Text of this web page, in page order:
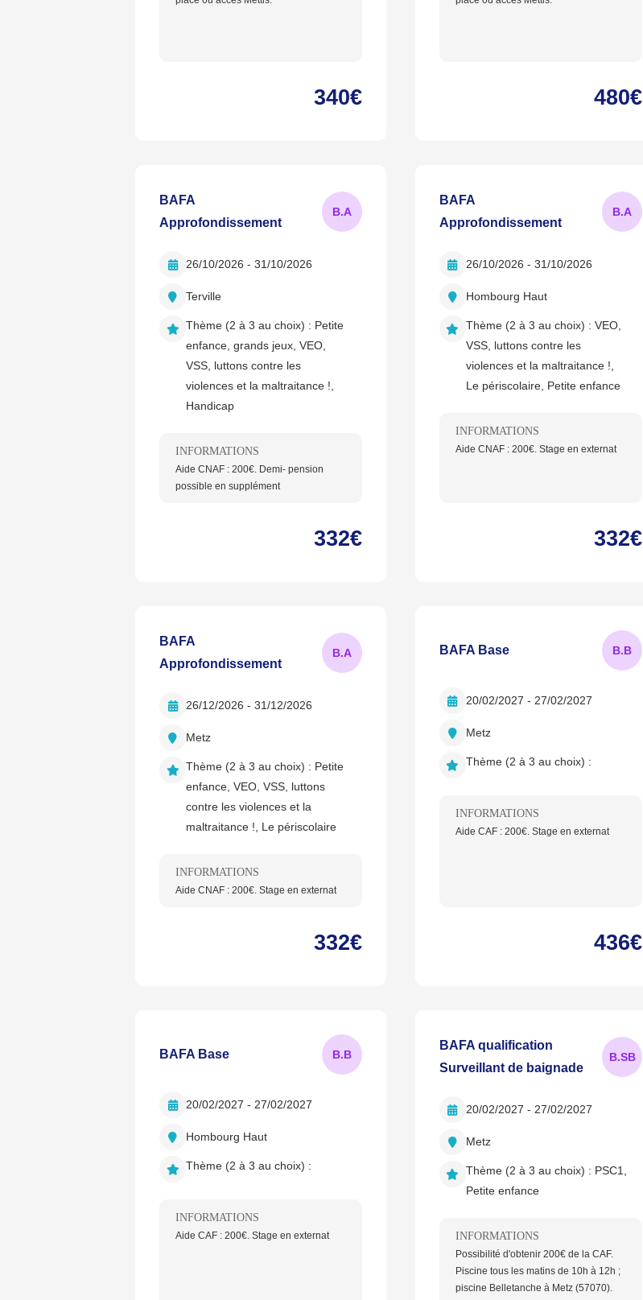
340€ 480€
BAFA
Approfondissement
B.A
26/10/2026 - 31/10/2026
Terville
Thème (2 à 3 au choix) : Petite
enfance, grands jeux, VEO,
VSS, luttons contre les
violences et la maltraitance !,
Handicap
INFORMATIONS
Aide CNAF : 200€. Demi- pension
possible en supplément
332€
BAFA
Approfondissement
B.A
26/10/2026 - 31/10/2026
Hombourg Haut
Thème (2 à 3 au choix) : VEO,
VSS, luttons contre les
violences et la maltraitance !,
Le périscolaire, Petite enfance
INFORMATIONS
Aide CNAF : 200€. Stage en externat
332€
BAFA
Approfondissement
B.A
26/12/2026 - 31/12/2026
Metz
Thème (2 à 3 au choix) : Petite
enfance, VEO, VSS, luttons
contre les violences et la
maltraitance !, Le périscolaire
INFORMATIONS
Aide CNAF : 200€. Stage en externat
332€
BAFA Base B.B
20/02/2027 - 27/02/2027
Metz
Thème (2 à 3 au choix) :
INFORMATIONS
Aide CAF : 200€. Stage en externat
436€
BAFA Base B.B
20/02/2027 - 27/02/2027
Hombourg Haut
Thème (2 à 3 au choix) :
INFORMATIONS
Aide CAF : 200€. Stage en externat
BAFA qualification
Surveillant de baignade
B.SB
20/02/2027 - 27/02/2027
Metz
Thème (2 à 3 au choix) : PSC1,
Petite enfance
INFORMATIONS
Possibilité d'obtenir 200€ de la CAF.
Piscine tous les matins de 10h à 12h ;
piscine Belletanche à Metz (57070).